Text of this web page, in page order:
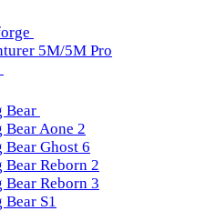
5M/5M Pro
Bear
Bear Aone 2
Bear Ghost 6
Bear Reborn 2
Bear Reborn 3
S1